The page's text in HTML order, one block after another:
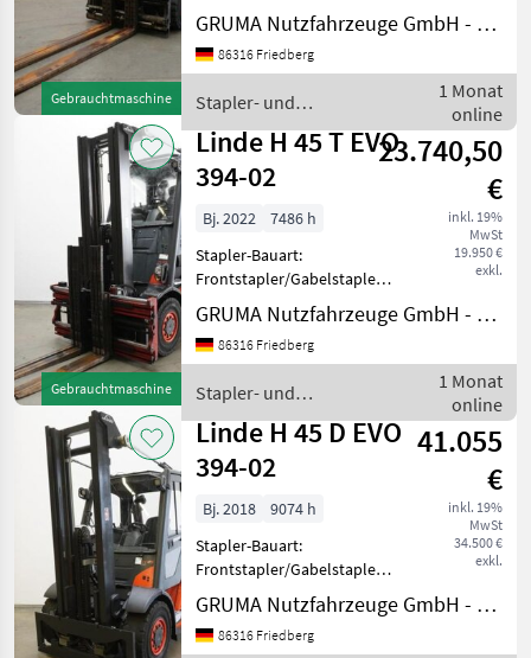
Gebrauchtmaschine
Fahrzeug:
Doppelzusatzhydraulik -
Mast:
Gabelträger -
Doppelpalettenklammer
DURWEN DPK45-C, Breit
GRUMA Nutzfahrzeuge GmbH - Staplertechnik
86316 Friedberg
Stapler- und
Lagertechnik / Linde
1 Monat
online
Gebrauchtmaschine
Linde H 45 T EVO
394-02
23.740,50
€
inkl. 19%
MwSt
19.950 €
exkl.
Bj. 2022
7486 h
Stapler-Bauart:
Frontstapler/Gabelstapler -
Fahrzeug:
Doppelzusatzhydraulik -
Mast:
Gabelträger -
Dreifachpalettengerät
MEYER 321PA38C-56SG-3
GRUMA Nutzfahrzeuge GmbH - Staplertechnik
86316 Friedberg
Stapler- und
Lagertechnik / Linde
1 Monat
online
Linde H 45 D EVO
394-02
41.055
€
inkl. 19%
MwSt
34.500 €
exkl.
Bj. 2018
9074 h
Stapler-Bauart:
Frontstapler/Gabelstapler -
Fahrzeug:
Doppelzusatzhydraulik -
Mast:
GRUMA Nutzfahrzeuge GmbH - Staplertechnik
86316 Friedberg